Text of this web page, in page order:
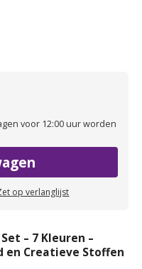
voor 12:00 uur worden
op verlanglijst
– 7 Kleuren –
en Creatieve Stoffen